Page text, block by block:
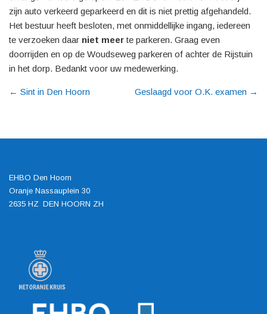
zijn auto verkeerd geparkeerd en dit is niet prettig afgehandeld.
Het bestuur heeft besloten, met onmiddellijke ingang, iedereen
te verzoeken daar niet meerte parkeren. Graag even
doorrijden en op de Woudseweg parkeren of achter de Rijstuin
in het dorp. Bedankt voor uw medewerking.
← Sint in Den Hoorn Geslaagd voor O.K. examen →
EHBO Den Hoorn
Oranje Nassauplein 30
2635 HZ DEN HOORN ZH